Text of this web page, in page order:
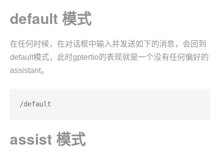
default 模式
在任何时候，在对话框中输入并发送如下的消息，会回到
default模式，此时gptertio的表现就是一个没有任何偏好的
assistant。
/default
assist 模式